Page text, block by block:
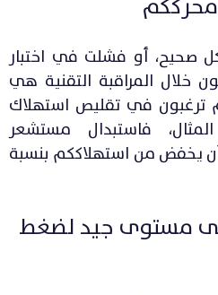
صحيح، أو فشلت في اختبار
خلال المراقبة التقنية هي
ترغبون في تقليص استهلاك
فاستبدال مستشعر
يخفض من استهلاككم بنسبة
مستوى جيد لضغط